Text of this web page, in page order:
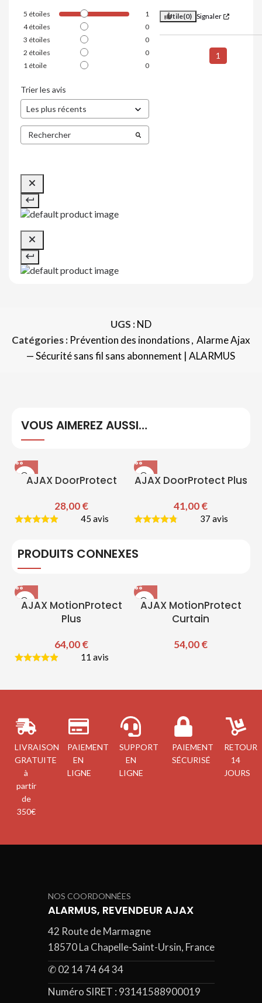
5 étoiles
1
4étoiles
0
3 étoiles
0
2 étoiles
0
1 étoile 0
Trier les avis
Utile(0) Signaler
1
UGS :ND
Catégories : Prévention des inondations, Alarme Ajax
— Sécurité sans fil sans abonnement | ALARMUS
VOUS AIMEREZ AUSSI…
AJAX DoorProtect
28,00€
45 avis
AJAX DoorProtect Plus
41,00€
37 avis
PRODUITS CONNEXES
AJAX MotionProtect
Plus
64,00€
11 avis
AJAX MotionProtect
Curtain
54,00€
LIVRAISON
GRATUITE
à
partir
de
350€
PAIEMENT
EN
LIGNE
SUPPORT
EN
LIGNE
PAIEMENT
SÉCURISÉ
RETOUR
14
JOURS
NOS COORDONNÉES
ALARMUS, REVENDEUR AJAX
42 Route de Marmagne
18570 La Chapelle-Saint-Ursin, France
✆ 02 14 74 64 34
Numéro SIRET : 93141588900019